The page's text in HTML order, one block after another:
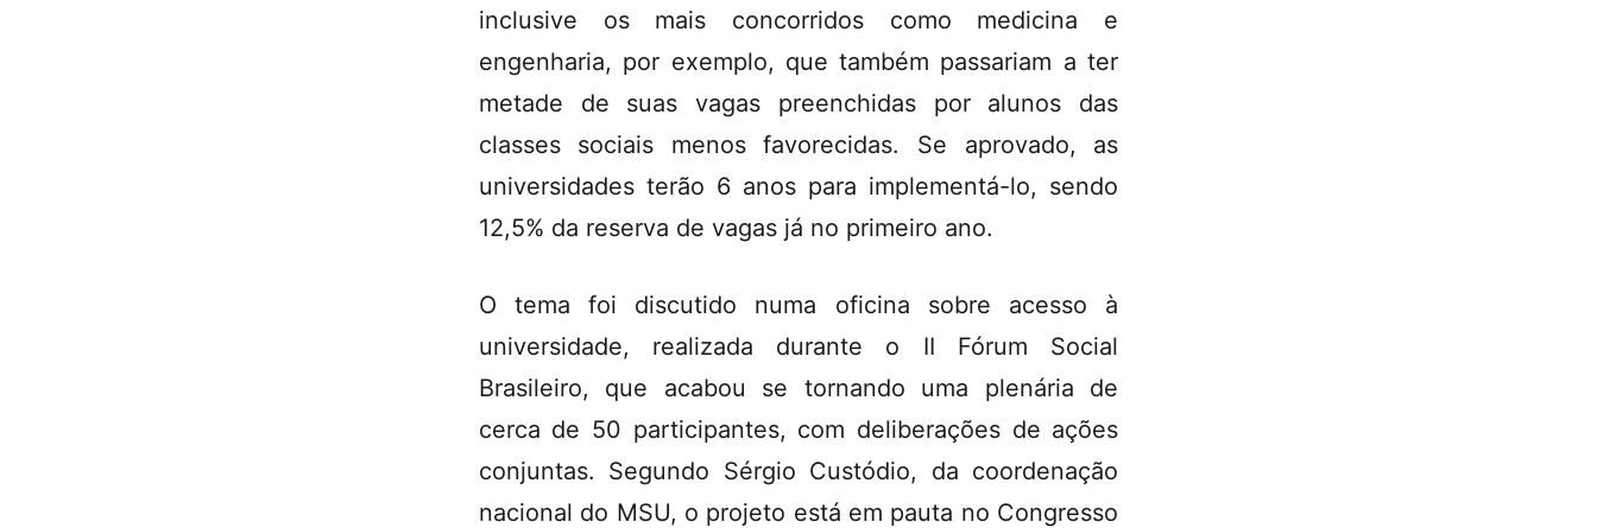
inclusive os mais concorridos como medicina e
engenharia, por exemplo, que também passariam a ter
metade de suas vagas preenchidas por alunos das
classes sociais menos favorecidas. Se aprovado, as
universidades terão 6 anos para implementá-lo, sendo
12,5% da reserva de vagas já no primeiro ano.
O tema foi discutido numa oficina sobre acesso à
universidade, realizada durante o II Fórum Social
Brasileiro, que acabou se tornando uma plenária de
cerca de 50 participantes, com deliberações de ações
conjuntas. Segundo Sérgio Custódio, da coordenação
nacional do MSU, o projeto está em pauta no Congresso